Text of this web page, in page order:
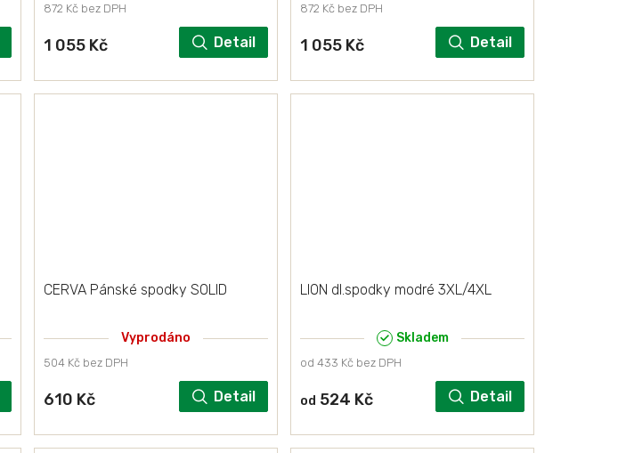
872 Kč bez DPH
1 055 Kč Detail
872 Kč bez DPH
1 055 Kč Detail
CERVA Pánské spodky SOLID
Vyprodáno
504 Kč bez DPH
610 Kč Detail
LION dl.spodky modré 3XL/4XL
Skladem
od 433 Kč bez DPH
od 524 Kč Detail